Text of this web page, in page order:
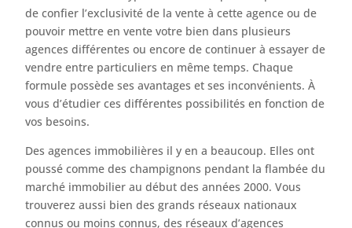
de confier l’exclusivité de la vente à cette agence ou de
pouvoir mettre en vente votre bien dans plusieurs
agences différentes ou encore de continuer à essayer de
vendre entre particuliers en même temps. Chaque
formule possède ses avantages et ses inconvénients. À
vous d’étudier ces différentes possibilités en fonction de
vos besoins.
Des agences immobilières il y en a beaucoup. Elles ont
poussé comme des champignons pendant la flambée du
marché immobilier au début des années 2000. Vous
trouverez aussi bien des grands réseaux nationaux
connus ou moins connus, des réseaux d’agences